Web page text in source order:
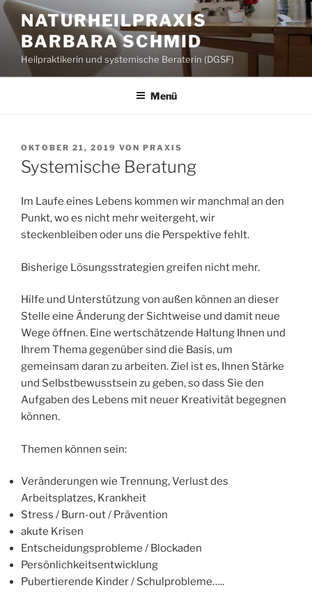
Zum
Inhalt
springen
NATURHEILPRAXIS
BARBARA SCHMID
Heilpraktikerin und systemische Beraterin (DGSF)
Menü
VERÖFFENTLICHT
AM
OKTOBER 21, 2019 VON PRAXIS
Systemische Beratung
Im Laufe eines Lebens kommen wir manchmal an den
Punkt, wo es nicht mehr weitergeht, wir
steckenbleiben oder uns die Perspektive fehlt.
Bisherige Lösungsstrategien greifen nicht mehr.
Hilfe und Unterstützung von außen können an dieser
Stelle eine Änderung der Sichtweise und damit neue
Wege öffnen. Eine wertschätzende Haltung Ihnen und
Ihrem Thema gegenüber sind die Basis, um
gemeinsam daran zu arbeiten. Ziel ist es, Ihnen Stärke
und Selbstbewusstsein zu geben, so dass Sie den
Aufgaben des Lebens mit neuer Kreativität begegnen
können.
Themen können sein:
Veränderungen wie Trennung, Verlust des
Arbeitsplatzes, Krankheit
Stress / Burn-out / Prävention
akute Krisen
Entscheidungsprobleme / Blockaden
Persönlichkeitsentwicklung
Pubertierende Kinder / Schulprobleme…..